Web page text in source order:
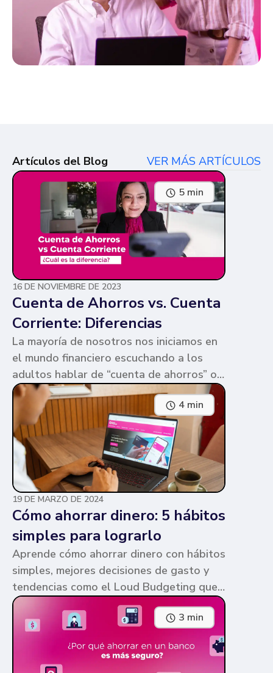
Artículos del Blog VER MÁS ARTÍCULOS
5 min
16 DE NOVIEMBRE DE 2023
Cuenta de Ahorros vs. Cuenta
Corriente: Diferencias
La mayoría de nosotros nos iniciamos en
el mundo financiero escuchando a los
adultos hablar de “cuenta de ahorros” o
“cuenta corriente”. Ambas cuentas
parecen similares y puede ser confuso,
pero te contamos en qué consiste cada
una y sus diferencias.
4 min
19 DE MARZO DE 2024
Cómo ahorrar dinero: 5 hábitos
simples para lograrlo
Aprende cómo ahorrar dinero con hábitos
simples, mejores decisiones de gasto y
tendencias como el Loud Budgeting que
pueden ayudarte a cumplir tus metas.
3 min